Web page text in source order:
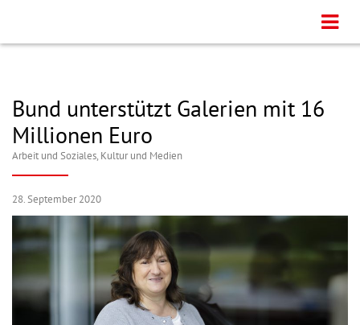
Bund unterstützt Galerien mit 16
Millionen Euro
Arbeit und Soziales, Kultur und Medien
28. September 2020